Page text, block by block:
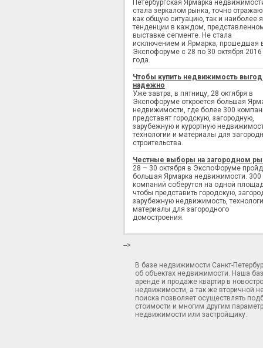
Петербургская Ярмарка
стала зеркалом рынка, точно
как общую ситуацию, так и наиболее
тенденции в каждом,
выставке сегменте. Не стала
исключением и Ярмарка, прошедшая
Экспофоруме с 28 по 30 октября 2016
года.
Чтобы купить недвижимость
надежно
Уже завтра, в пятницу, 28 октября в
Экспофоруме откроется большая
недвижимости, где более 300
представят городскую, загородную,
зарубежную и курортную
технологии и материалы для
строительства.
Честные выборы на загородном
28 – 30 октября в ЭкспоФоруме
большая Ярмарка недвижимости. 300
компаний соберутся на одной
чтобы представить городскую,
зарубежную недвижимость,
материалы для загородного
домостроения.
-->
В базе недвижимости Санкт-
об объектах недвижимости. Наша
аренде и продаже квартир в
недвижимости, а так же вторичной
поиска позволяет осуществлять
стоимости и многим другим
недвижимости или застройщику.